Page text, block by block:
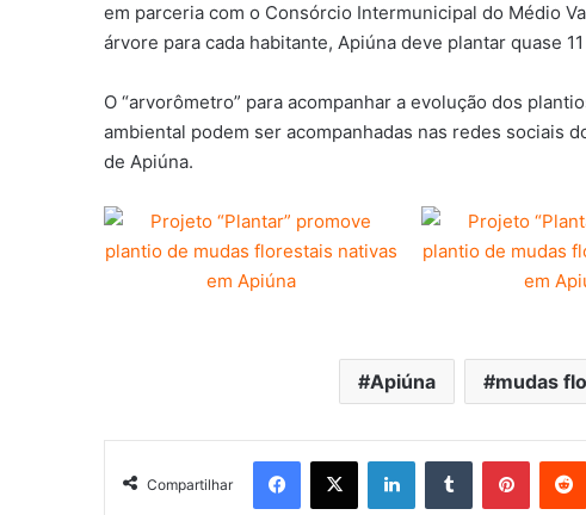
em parceria com o Consórcio Intermunicipal do Médio
árvore para cada habitante, Apiúna deve plantar quase
O “arvorômetro” para acompanhar a evolução dos
ambiental podem ser acompanhadas nas redes sociais
de Apiúna.
Apiúna mudas
Compartilhar